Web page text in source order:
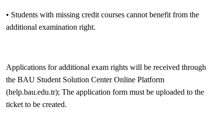
• Students with missing credit courses cannot benefit from the
additional examination right.
Applications for additional exam rights will be received through
the BAU Student Solution Center Online Platform
(help.bau.edu.tr); The application form must be uploaded to the
ticket to be created.